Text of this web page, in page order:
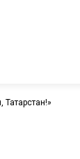
Татарстан!»